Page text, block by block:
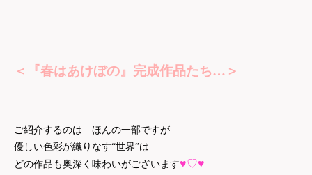
＜『春はあけぼの』完成作品たち…＞
ご紹介するのは ほんの一部ですが
優しい色彩が織りなす“世界”は
どの作品も奥深く味わいがございます♥♡♥